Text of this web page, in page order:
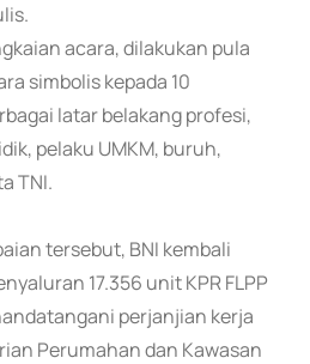
acara, dilakukan pula
simbolis kepada 10
latar belakang profesi,
pelaku UMKM, buruh,
TNI.
tersebut, BNI kembali
17.356 unit KPR FLPP
perjanjian kerja
Perumahan dan Kawasan